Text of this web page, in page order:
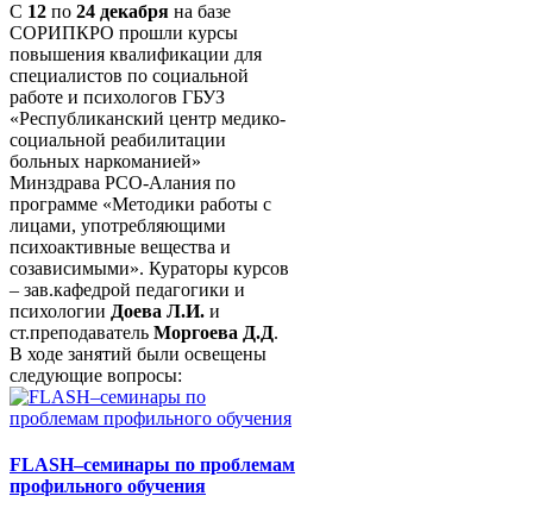
С 12 по 24 декабря на базе
СОРИПКРО прошли курсы
повышения квалификации для
специалистов по социальной
работе и психологов ГБУЗ
«Республиканский центр медико-
социальной реабилитации
больных наркоманией»
Минздрава РСО-Алания по
программе «Методики работы с
лицами, употребляющими
психоактивные вещества и
созависимыми». Кураторы курсов
– зав.кафедрой педагогики и
психологии Доева Л.И. и
ст.преподаватель Моргоева Д.Д.
В ходе занятий были освещены
следующие вопросы:
FLASH–семинары по проблемам
профильного обучения